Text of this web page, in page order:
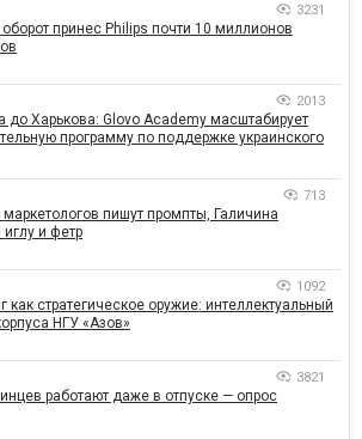
3231
принес Philips почти 10 миллионов
2013
до Харькова: Glovo Academy масштабирует
программу по поддержке украинского
713
маркетологов пишут промпты, Галичина
и фетр
1092
как стратегическое оружие: интеллектуальный
НГУ «Азов»
3821
работают даже в отпуске — опрос